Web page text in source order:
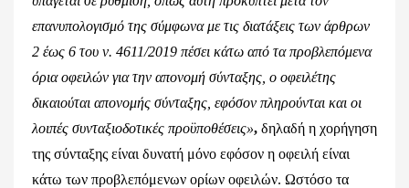
επανυπολογισμό της σύμφωνα με τις διατάξεις των άρθρων
2 έως 6 του ν. 4611/2019 πέσει κάτω από τα προβλεπόμενα
όρια οφειλών για την απονομή σύνταξης, ο οφειλέτης
δικαιούται απονομής σύνταξης, εφόσον πληρούνται και οι
λοιπές συνταξιοδοτικές προϋποθέσεις», δηλαδή η χορήγηση
της σύνταξης είναι δυνατή μόνο εφόσον η οφειλή είναι
κάτω των προβλεπόμενων ορίων οφειλών. Ωστόσο τα